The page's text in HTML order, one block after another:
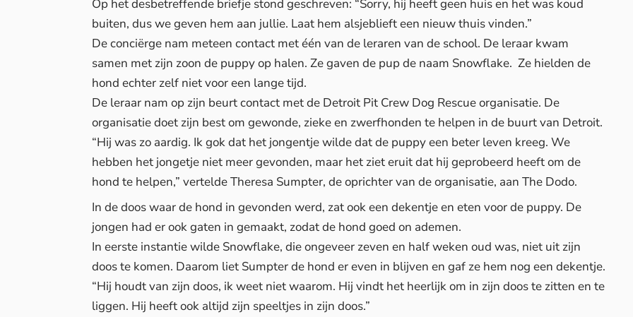
Op het desbetreffende briefje stond geschreven: “Sorry, hij heeft geen huis en het was koud
buiten, dus we geven hem aan jullie. Laat hem alsjeblieft een nieuw thuis vinden.”
De conciërge nam meteen contact met één van de leraren van de school. De leraar kwam
samen met zijn zoon de puppy op halen. Ze gaven de pup de naam Snowflake. Ze hielden de
hond echter zelf niet voor een lange tijd.
De leraar nam op zijn beurt contact met de Detroit Pit Crew Dog Rescueorganisatie. De
organisatie doet zijn best om gewonde, zieke en zwerfhonden te helpen in de buurt van Detroit.
“Hij was zo aardig. Ik gok dat het jongentje wilde dat de puppy een beter leven kreeg. We
hebben het jongetje niet meer gevonden, maar het ziet eruit dat hij geprobeerd heeft om de
hond te helpen,” vertelde Theresa Sumpter, de oprichter van de organisatie, aan The Dodo.
In de doos waar de hond in gevonden werd, zat ook een dekentje en eten voor de puppy. De
jongen had er ook gaten in gemaakt, zodat de hond goed on ademen.
In eerste instantie wilde Snowflake, die ongeveer zeven en half weken oud was, niet uit zijn
doos te komen. Daarom liet Sumpter de hond er even in blijven en gaf ze hem nog een dekentje.
“Hij houdt van zijn doos, ik weet niet waarom. Hij vindt het heerlijk om in zijn doos te zitten en te
liggen. Hij heeft ook altijd zijn speeltjes in zijn doos.”